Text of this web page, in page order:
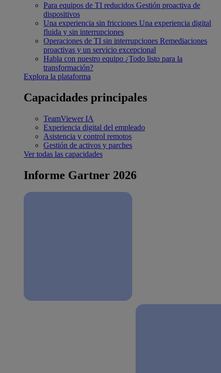
Para equipos de TI reducidos Gestión proactiva de
dispositivos
Una experiencia sin fricciones Una experiencia digital
fluida y sin interrupciones
Operaciones de TI sin interrupciones Remediaciones
proactivas y un servicio excepcional
Habla con nuestro equipo ¿Todo listo para la
transformación?
Explora la plataforma
Capacidades principales
TeamViewer IA
Experiencia digital del empleado
Asistencia y control remotos
Gestión de activos y parches
Ver todas las capacidades
Informe Gartner 2026